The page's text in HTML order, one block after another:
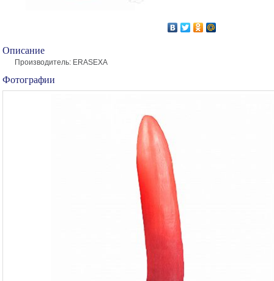
Описание
Производитель: ERASEXA
Фотографии